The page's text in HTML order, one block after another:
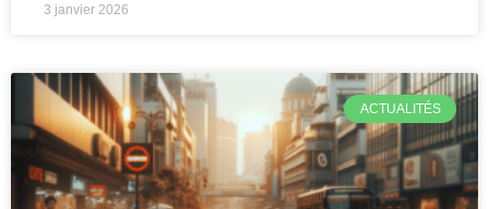
3 janvier 2026
ACTUALITÉS